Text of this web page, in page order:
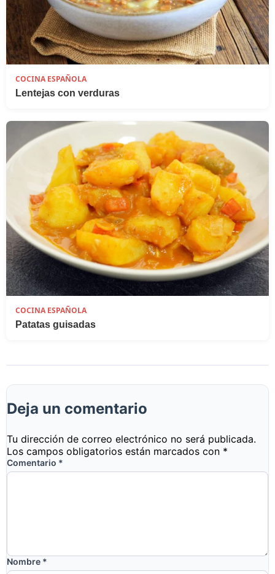
COCINA ESPAÑOLA
Lentejas con verduras
COCINA ESPAÑOLA
Patatas guisadas
Deja un comentario
Tu dirección de correo electrónico no será publicada.
Los campos obligatorios están marcados con *
Comentario *
Nombre *